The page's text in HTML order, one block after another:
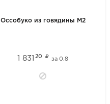
Оссобуко из говядины М2
1 831 20 за0.8